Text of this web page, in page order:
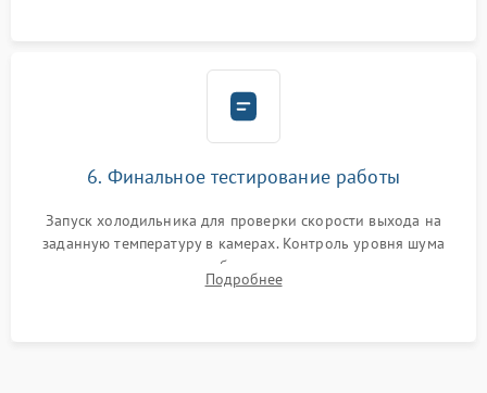
6. Финальное тестирование работы
Запуск холодильника для проверки скорости выхода на
заданную температуру в камерах. Контроль уровня шума
компрессора, отсутствия обмерзания стенок и корректного
срабатывания системы автоматической оттайки.
Подробнее